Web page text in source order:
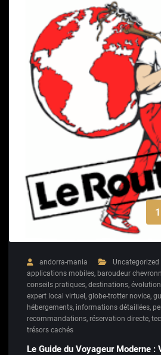
andorra-mania Uncategorized
applications mobiles, baroudeur
conseils pratiques, destinations,
expert local virtuel , globe-trotter novice,
hébergements, informations détaillées,
recommandations, réservation directe,
trésors cachés
Le Guide du Voyageur Moderne :